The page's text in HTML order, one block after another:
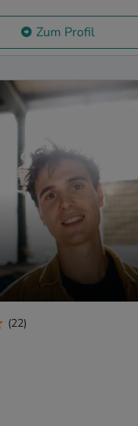
Zum Profil
(22)